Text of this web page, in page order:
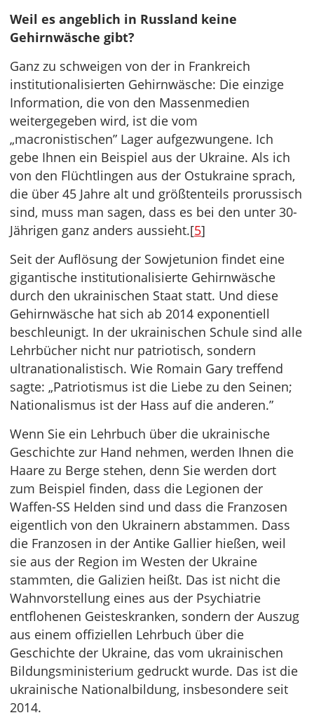
Weil es angeblich in Russland keine
Gehirnwäsche gibt?
Ganz zu schweigen von der in Frankreich
institutionalisierten Gehirnwäsche: Die einzige
Information, die von den Massenmedien
weitergegeben wird, ist die vom
„macronistischen” Lager aufgezwungene. Ich
gebe Ihnen ein Beispiel aus der Ukraine. Als ich
von den Flüchtlingen aus der Ostukraine sprach,
die über 45 Jahre alt und größtenteils prorussisch
sind, muss man sagen, dass es bei den unter 30-
Jährigen ganz anders aussieht.[5]
Seit der Auflösung der Sowjetunion findet eine
gigantische institutionalisierte Gehirnwäsche
durch den ukrainischen Staat statt. Und diese
Gehirnwäsche hat sich ab 2014 exponentiell
beschleunigt. In der ukrainischen Schule sind alle
Lehrbücher nicht nur patriotisch, sondern
ultranationalistisch. Wie Romain Gary treffend
sagte: „Patriotismus ist die Liebe zu den Seinen;
Nationalismus ist der Hass auf die anderen.”
Wenn Sie ein Lehrbuch über die ukrainische
Geschichte zur Hand nehmen, werden Ihnen die
Haare zu Berge stehen, denn Sie werden dort
zum Beispiel finden, dass die Legionen der
Waffen-SS Helden sind und dass die Franzosen
eigentlich von den Ukrainern abstammen. Dass
die Franzosen in der Antike Gallier hießen, weil
sie aus der Region im Westen der Ukraine
stammten, die Galizien heißt. Das ist nicht die
Wahnvorstellung eines aus der Psychiatrie
entflohenen Geisteskranken, sondern der Auszug
aus einem offiziellen Lehrbuch über die
Geschichte der Ukraine, das vom ukrainischen
Bildungsministerium gedruckt wurde. Das ist die
ukrainische Nationalbildung, insbesondere seit
2014.